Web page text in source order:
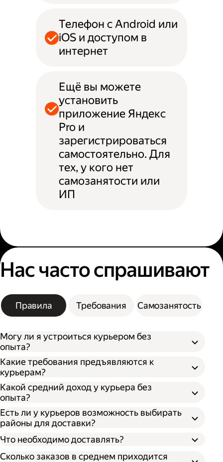
Телефон с Android или
iOS и доступом в
интернет
Ещё вы можете
установить
приложение Яндекс
Pro и
зарегистрироваться
самостоятельно. Для
тех, у кого нет
самозанятости или
ИП
Нас часто спрашивают
Правила Требования Самозанятость
Могу ли я устроиться курьером без
опыта?
Какие требования предъявляются к
курьерам?
Какой средний доход у курьера без
опыта?
Есть ли у курьеров возможность выбирать
районы для доставки?
Что необходимо доставлять?
Сколько заказов в среднем приходится